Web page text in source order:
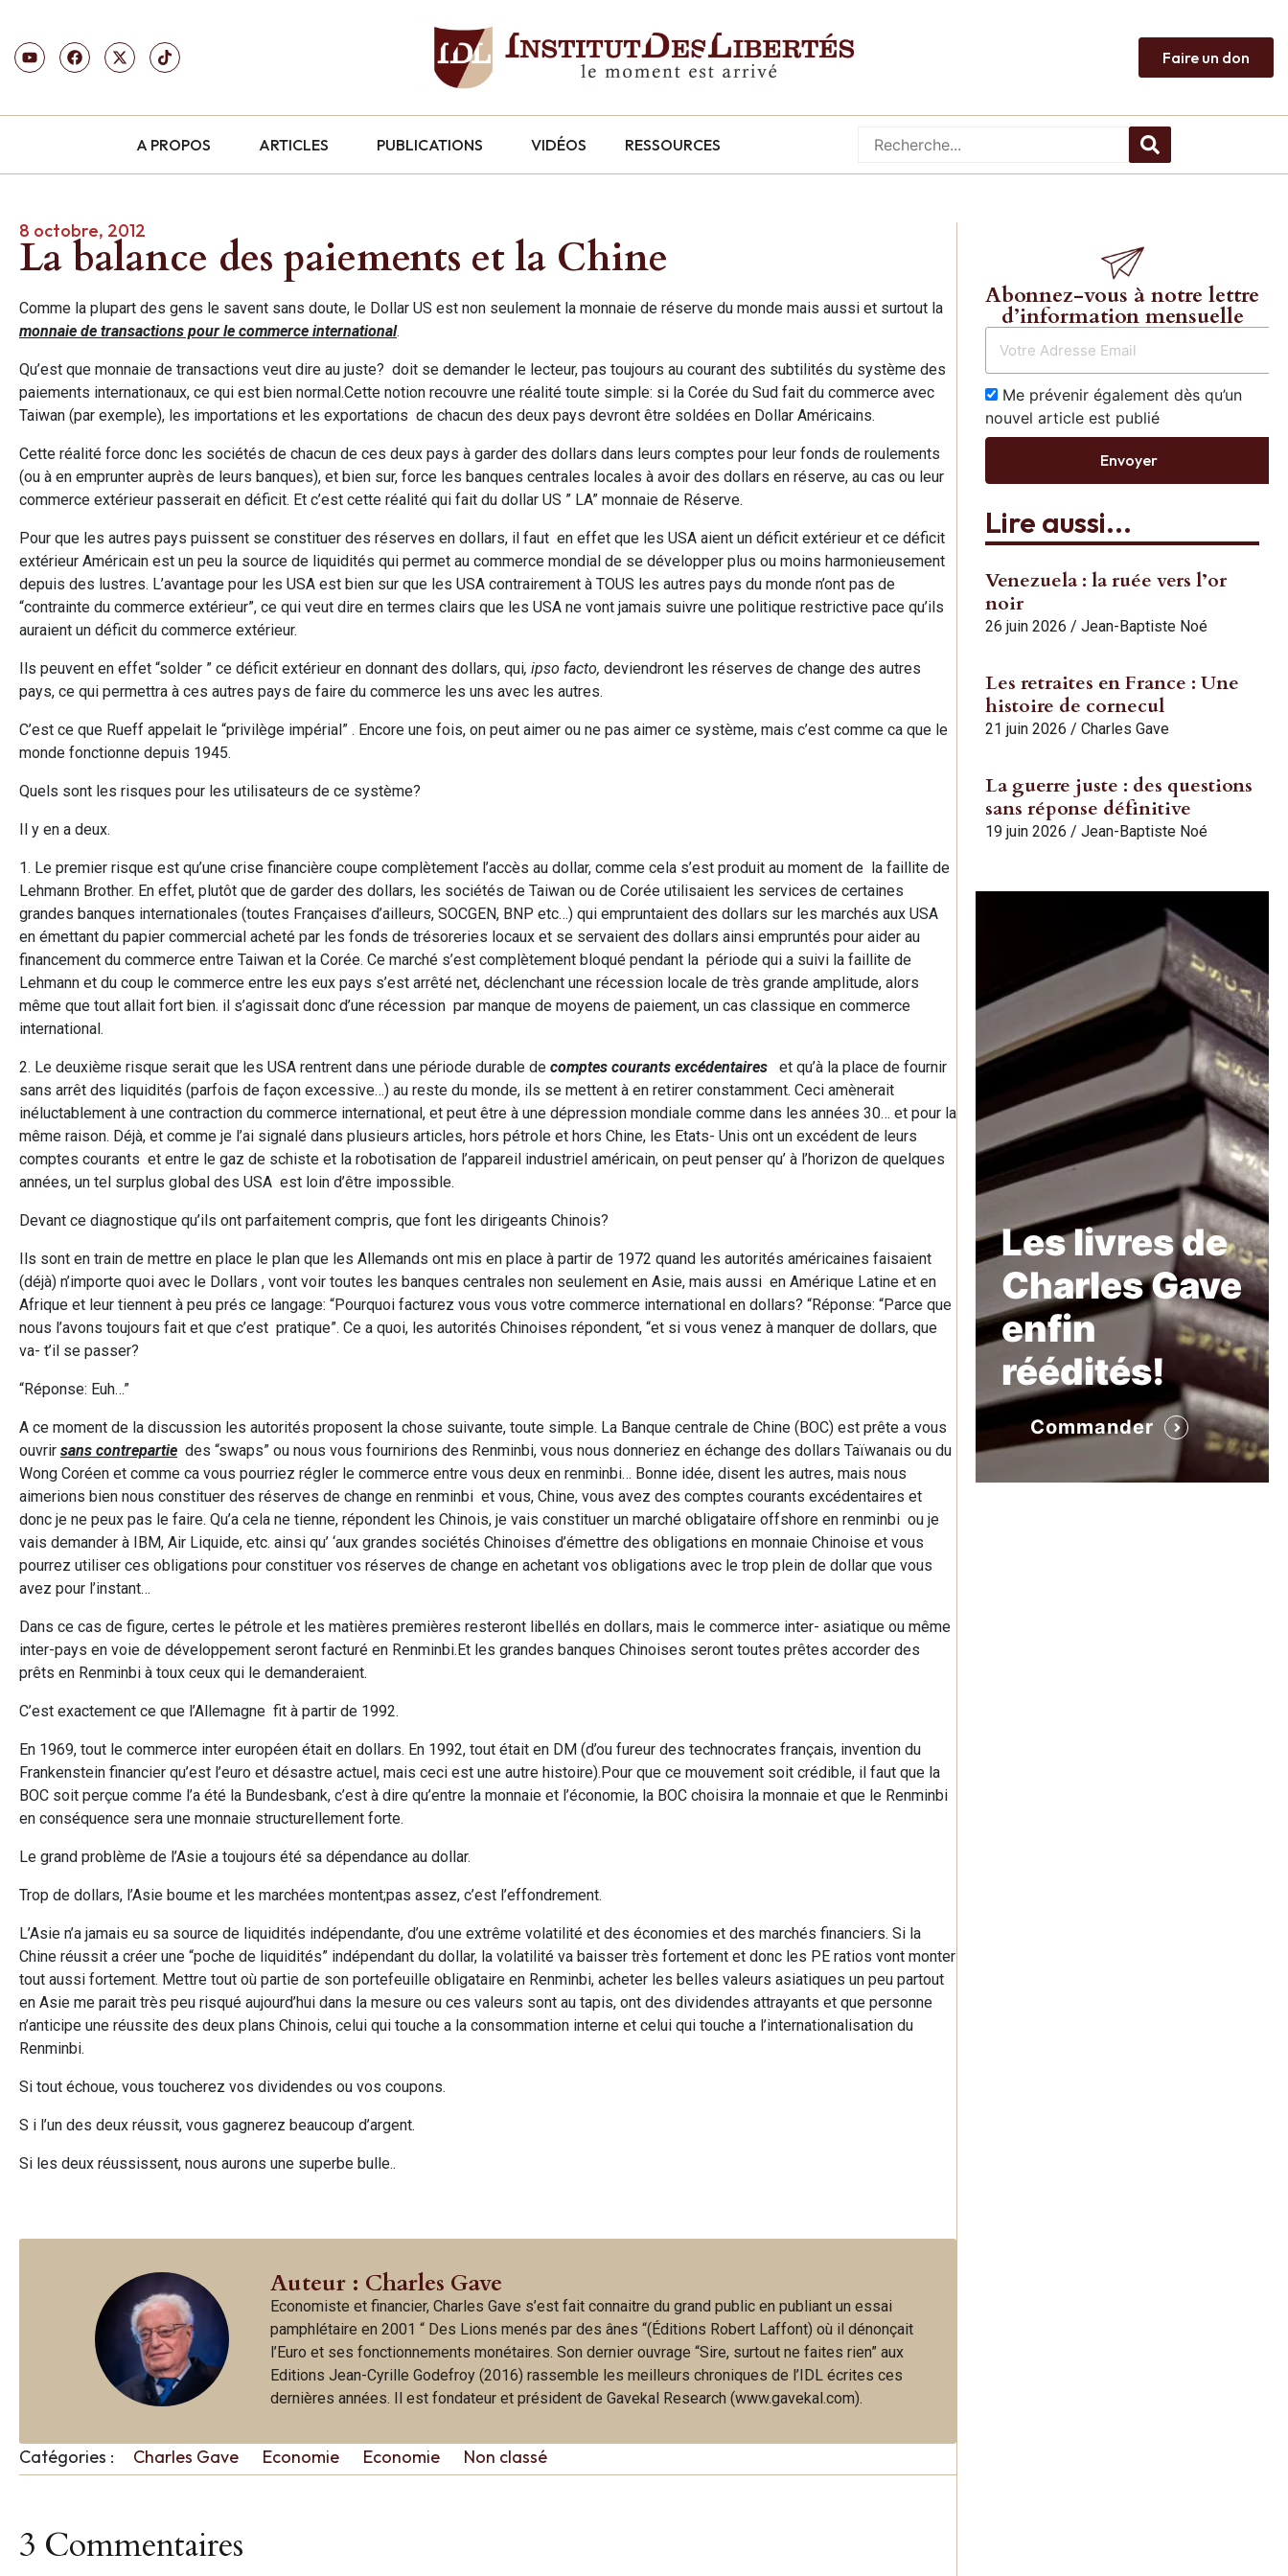
Faire un don
A PROPOS ARTICLES PUBLICATIONS VIDÉOS RESSOURCES
8 octobre, 2012
La balance des paiements et la Chine
Comme la plupart des gens le savent sans doute, le Dollar US est non seulement la monnaie de réserve du monde mais aussi et surtout la
monnaie de transactions pour le commerce international.
Qu’est que monnaie de transactions veut dire au juste? doit se demander le lecteur, pas toujours au courant des subtilités du système des
paiements internationaux, ce qui est bien normal.Cette notion recouvre une réalité toute simple: si la Corée du Sud fait du commerce avec
Taiwan (par exemple), les importations et les exportations de chacun des deux pays devront être soldées en Dollar Américains.
Cette réalité force donc les sociétés de chacun de ces deux pays à garder des dollars dans leurs comptes pour leur fonds de roulements
(ou à en emprunter auprès de leurs banques), et bien sur, force les banques centrales locales à avoir des dollars en réserve, au cas ou leur
commerce extérieur passerait en déficit. Et c’est cette réalité qui fait du dollar US ” LA” monnaie de Réserve.
Pour que les autres pays puissent se constituer des réserves en dollars, il faut en effet que les USA aient un déficit extérieur et ce déficit
extérieur Américain est un peu la source de liquidités qui permet au commerce mondial de se développer plus ou moins harmonieusement
depuis des lustres. L’avantage pour les USA est bien sur que les USA contrairement à TOUS les autres pays du monde n’ont pas de
“contrainte du commerce extérieur”, ce qui veut dire en termes clairs que les USA ne vont jamais suivre une politique restrictive pace qu’ils
auraient un déficit du commerce extérieur.
Ils peuvent en effet “solder ” ce déficit extérieur en donnant des dollars, qui, ipso facto, deviendront les réserves de change des autres
pays, ce qui permettra à ces autres pays de faire du commerce les uns avec les autres.
C’est ce que Rueff appelait le “privilège impérial” . Encore une fois, on peut aimer ou ne pas aimer ce système, mais c’est comme ca que le
monde fonctionne depuis 1945.
Quels sont les risques pour les utilisateurs de ce système?
Il y en a deux.
1. Le premier risque est qu’une crise financière coupe complètement l’accès au dollar, comme cela s’est produit au moment de la faillite de
Lehmann Brother. En effet, plutôt que de garder des dollars, les sociétés de Taiwan ou de Corée utilisaient les services de certaines
grandes banques internationales (toutes Françaises d’ailleurs, SOCGEN, BNP etc…) qui empruntaient des dollars sur les marchés aux USA
en émettant du papier commercial acheté par les fonds de trésoreries locaux et se servaient des dollars ainsi empruntés pour aider au
financement du commerce entre Taiwan et la Corée. Ce marché s’est complètement bloqué pendant la période qui a suivi la faillite de
Lehmann et du coup le commerce entre les eux pays s’est arrêté net, déclenchant une récession locale de très grande amplitude, alors
même que tout allait fort bien. il s’agissait donc d’une récession par manque de moyens de paiement, un cas classique en commerce
international.
2. Le deuxième risque serait que les USA rentrent dans une période durable de comptes courants excédentaires et qu’à la place de fournir
sans arrêt des liquidités (parfois de façon excessive…) au reste du monde, ils se mettent à en retirer constamment. Ceci amènerait
inéluctablement à une contraction du commerce international, et peut être à une dépression mondiale comme dans les années 30… et pour la
même raison. Déjà, et comme je l’ai signalé dans plusieurs articles, hors pétrole et hors Chine, les Etats- Unis ont un excédent de leurs
comptes courants et entre le gaz de schiste et la robotisation de l’appareil industriel américain, on peut penser qu’ à l’horizon de quelques
années, un tel surplus global des USA est loin d’être impossible.
Devant ce diagnostique qu’ils ont parfaitement compris, que font les dirigeants Chinois?
Ils sont en train de mettre en place le plan que les Allemands ont mis en place à partir de 1972 quand les autorités américaines faisaient
(déjà) n’importe quoi avec le Dollars , vont voir toutes les banques centrales non seulement en Asie, mais aussi en Amérique Latine et en
Afrique et leur tiennent à peu prés ce langage: “Pourquoi facturez vous vous votre commerce international en dollars? “Réponse: “Parce que
nous l’avons toujours fait et que c’est pratique”. Ce a quoi, les autorités Chinoises répondent, “et si vous venez à manquer de dollars, que
va- t’il se passer?
“Réponse: Euh…”
A ce moment de la discussion les autorités proposent la chose suivante, toute simple. La Banque centrale de Chine (BOC) est prête a vous
ouvrir sans contrepartie des “swaps” ou nous vous fournirions des Renminbi, vous nous donneriez en échange des dollars Taïwanais ou du
Wong Coréen et comme ca vous pourriez régler le commerce entre vous deux en renminbi… Bonne idée, disent les autres, mais nous
aimerions bien nous constituer des réserves de change en renminbi et vous, Chine, vous avez des comptes courants excédentaires et
donc je ne peux pas le faire. Qu’a cela ne tienne, répondent les Chinois, je vais constituer un marché obligataire offshore en renminbi ou je
vais demander à IBM, Air Liquide, etc. ainsi qu’ ‘aux grandes sociétés Chinoises d’émettre des obligations en monnaie Chinoise et vous
pourrez utiliser ces obligations pour constituer vos réserves de change en achetant vos obligations avec le trop plein de dollar que vous
avez pour l’instant…
Dans ce cas de figure, certes le pétrole et les matières premières resteront libellés en dollars, mais le commerce inter- asiatique ou même
inter-pays en voie de développement seront facturé en Renminbi.Et les grandes banques Chinoises seront toutes prêtes accorder des
prêts en Renminbi à toux ceux qui le demanderaient.
C’est exactement ce que l’Allemagne fit à partir de 1992.
En 1969, tout le commerce inter européen était en dollars. En 1992, tout était en DM (d’ou fureur des technocrates français, invention du
Frankenstein financier qu’est l’euro et désastre actuel, mais ceci est une autre histoire).Pour que ce mouvement soit crédible, il faut que la
BOC soit perçue comme l’a été la Bundesbank, c’est à dire qu’entre la monnaie et l’économie, la BOC choisira la monnaie et que le Renminbi
en conséquence sera une monnaie structurellement forte.
Le grand problème de l’Asie a toujours été sa dépendance au dollar.
Trop de dollars, l’Asie boume et les marchées montent;pas assez, c’est l’effondrement.
L’Asie n’a jamais eu sa source de liquidités indépendante, d’ou une extrême volatilité et des économies et des marchés financiers. Si la
Chine réussit a créer une “poche de liquidités” indépendant du dollar, la volatilité va baisser très fortement et donc les PE ratios vont monter
tout aussi fortement. Mettre tout où partie de son portefeuille obligataire en Renminbi, acheter les belles valeurs asiatiques un peu partout
en Asie me parait très peu risqué aujourd’hui dans la mesure ou ces valeurs sont au tapis, ont des dividendes attrayants et que personne
n’anticipe une réussite des deux plans Chinois, celui qui touche a la consommation interne et celui qui touche a l’internationalisation du
Renminbi.
Si tout échoue, vous toucherez vos dividendes ou vos coupons.
S i l’un des deux réussit, vous gagnerez beaucoup d’argent.
Si les deux réussissent, nous aurons une superbe bulle..
Auteur : Charles Gave
Economiste et financier, Charles Gave s’est fait connaitre du grand public en publiant un essai
pamphlétaire en 2001 “ Des Lions menés par des ânes “(Éditions Robert Laffont) où il dénonçait
l’Euro et ses fonctionnements monétaires. Son dernier ouvrage “Sire, surtout ne faites rien” aux
Editions Jean-Cyrille Godefroy (2016) rassemble les meilleurs chroniques de l’IDL écrites ces
dernières années. Il est fondateur et président de Gavekal Research (www.gavekal.com).
Catégories : Charles Gave Economie Economie Non classé
3 Commentaires
Abonnez-vous à notre lettre
d’information mensuelle
Me prévenir également dès qu’un
nouvel article est publié
Envoyer
Lire aussi...
Venezuela : la ruée vers l’or
noir
26 juin 2026 / Jean-Baptiste Noé
Les retraites en France : Une
histoire de cornecul
21 juin 2026 / Charles Gave
La guerre juste : des questions
sans réponse définitive
19 juin 2026 / Jean-Baptiste Noé
Les livres de
Charles Gave
enfin
réédités!
Commander